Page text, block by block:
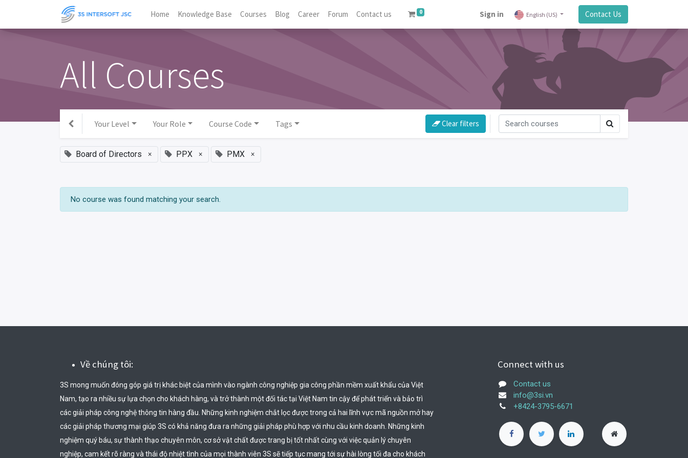
Home Knowledge Base Courses Blog Career Forum Contact us 0 Sign in English (US) Contact Us
All Courses
Your Level Your Role Course Code Tags Clear filters
Board of Directors × PPX × PMX ×
No course was found matching your search.
Về chúng tôi:
3S mong muốn đóng góp giá trị khác biệt của mình vào ngành công nghiệp gia công phần mềm xuất khẩu của Việt
Nam, tạo ra nhiều sự lựa chọn cho khách hàng, và trở thành một đối tác tại Việt Nam tin cậy để phát triển và bảo trì
các giải pháp công nghệ thông tin hàng đầu. Những kinh nghiệm chắt lọc được trong cả hai lĩnh vực mã nguồn mở hay
các giải pháp thương mại giúp 3S có khả năng đưa ra những giải pháp phù hợp với nhu cầu kinh doanh. Những kinh
nghiệm quý báu, sự thành thạo chuyên môn, cơ sở vật chất được trang bị tốt nhất cùng với việc quản lý chuyên
nghiệp, cam kết rõ ràng và thái độ nhiệt tình của mọi thành viên 3S sẽ tiếp tục mang tới sự hài lòng tối đa cho khách
Connect with us
Contact us
info@3si.vn
+8424-3795-6671